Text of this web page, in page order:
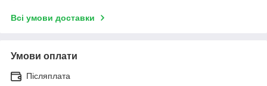
Всі умови доставки
Умови оплати
Післяплата